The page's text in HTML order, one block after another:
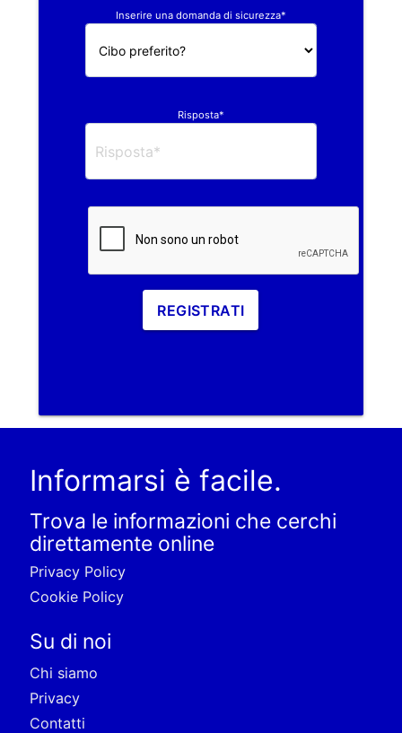
Inserire una domanda di sicurezza*
Risposta*
REGISTRATI
Informarsi è facile.
Trova le informazioni che cerchi
direttamente online
Privacy Policy
Cookie Policy
Su di noi
Chi siamo
Privacy
Contatti